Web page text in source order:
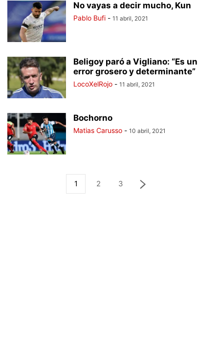
No vayas a decir mucho, Kun
Pablo Bufi - 11 abril, 2021
Beligoy paró a Vigliano: “Es un
error grosero y determinante”
LocoXelRojo - 11 abril, 2021
Bochorno
Matias Carusso - 10 abril, 2021
1 2 3